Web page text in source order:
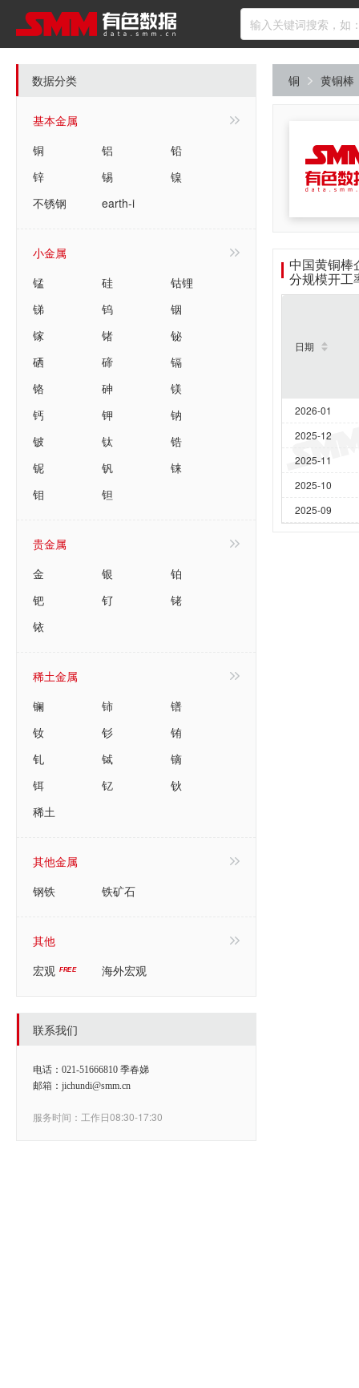
数据分类
基本金属
铜
铝
铅
锌
锡
镍
不锈钢
earth-i
小金属
锰
硅
钴锂
锑
钨
铟
镓
锗
铋
硒
碲
镉
铬
砷
镁
钙
钾
钠
铍
钛
锆
铌
钒
铼
钼
钽
贵金属
金
银
铂
钯
钌
铑
铱
稀土金属
镧
铈
镨
钕
钐
铕
钆
铽
镝
铒
钇
钬
稀土
其他金属
钢铁
铁矿石
其他
宏观
海外宏观
联系我们
电话：021-51666810 季春娣
邮箱：jichundi@smm.cn
服务时间：工作日08:30-17:30
铜 黄铜棒
中国黄铜棒
分规模开工
日期
2026-01
2025-12
2025-11
2025-10
2025-09